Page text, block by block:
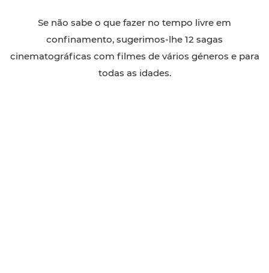
Se não sabe o que fazer no tempo livre em
confinamento, sugerimos-lhe 12 sagas
cinematográficas com filmes de vários géneros e para
todas as idades.